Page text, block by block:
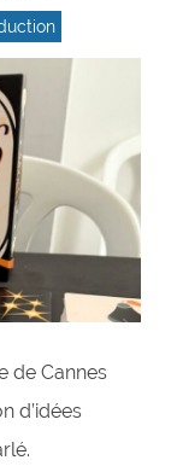
de Cannes
d’idées